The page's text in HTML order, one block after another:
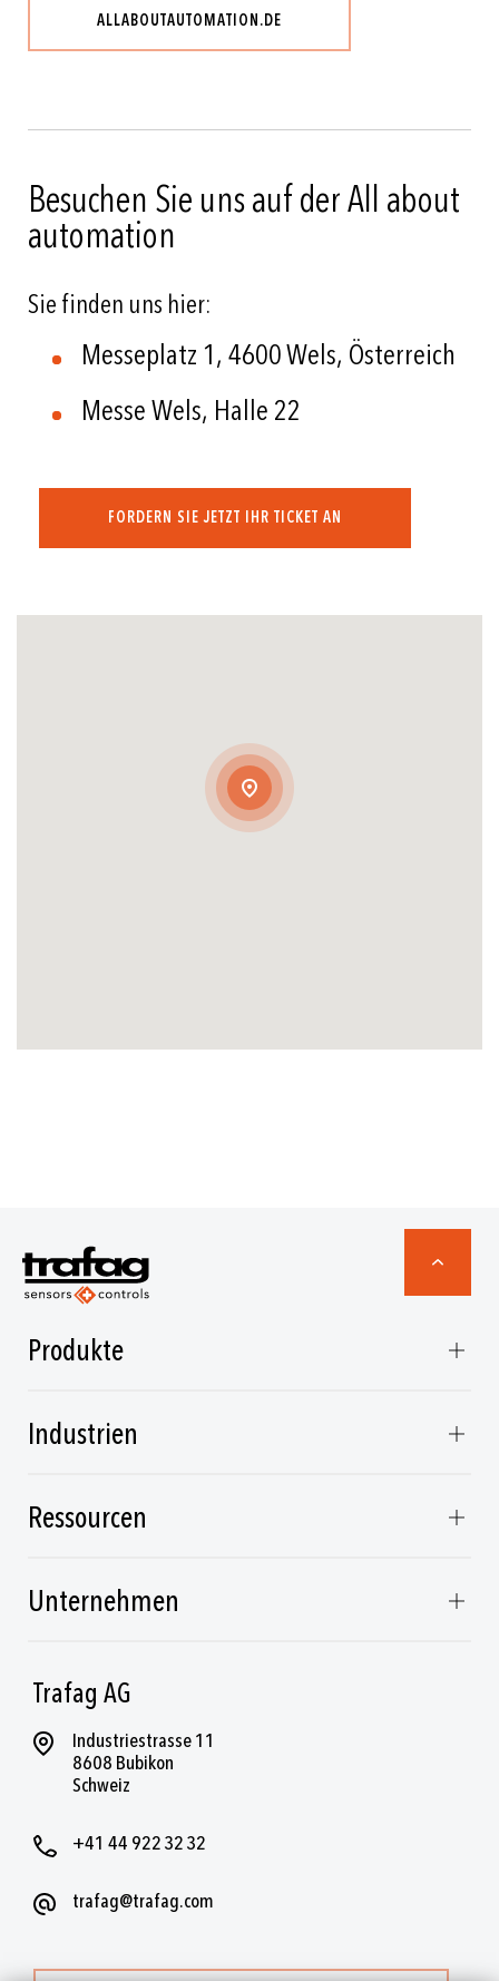
ALLABOUTAUTOMATION.DE
Besuchen Sie uns auf der All about
automation
Sie finden uns hier:
Messeplatz 1, 4600 Wels, Österreich
Messe Wels, Halle 22
FORDERN SIE JETZT IHR TICKET AN
Trafag AG
Industriestrasse 11
8608 Bubikon
Schweiz
+41 44 922 32 32
trafag@trafag.com
Produkte
Industrien
Ressourcen
Unternehmen